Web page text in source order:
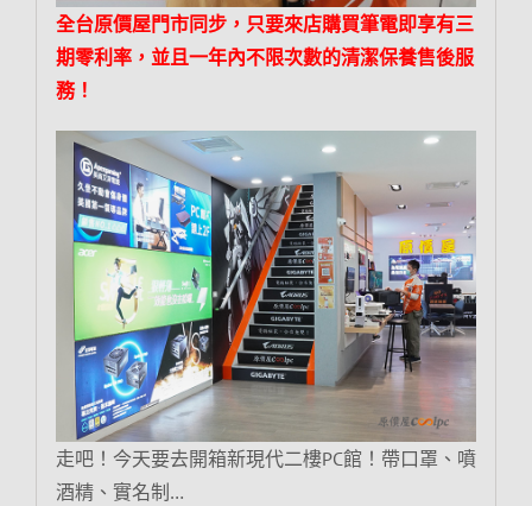
全台原價屋門市同步，只要來店購買筆電即享有三
期零利率，並且一年內不限次數的清潔保養售後服
務！
走吧！今天要去開箱新現代二樓PC館！帶口罩、噴
酒精、實名制…